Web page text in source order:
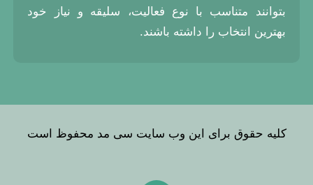
بتوانند متناسب با نوع فعالیت، سلیقه و نیاز خود
بهترین انتخاب را داشته باشند.
کلیه حقوق برای این وب سایت سی مد محفوظ است